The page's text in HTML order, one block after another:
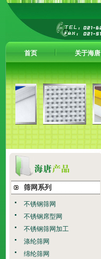
首页 关于海唐
筛网系列
不锈钢筛网
不锈钢席型网
不锈钢筛网加工
涤纶筛网
绵纶筛网